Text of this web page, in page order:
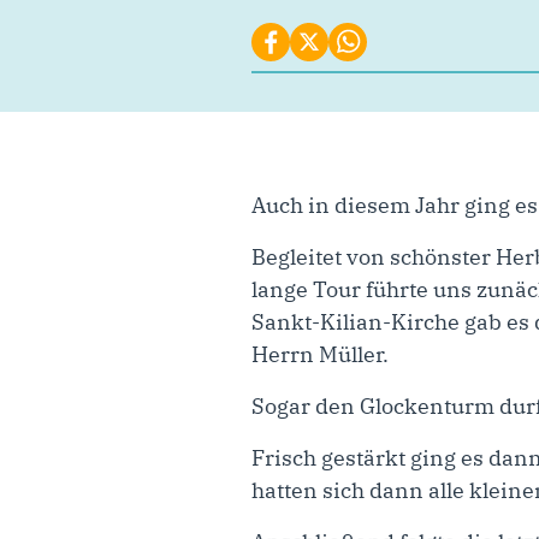
Auch in diesem Jahr ging
Begleitet von schönster
lange Tour führte uns
Sankt-Kilian-Kirche gab
Herrn Müller.
Sogar den Glockenturm
Frisch gestärkt ging es
hatten sich dann alle